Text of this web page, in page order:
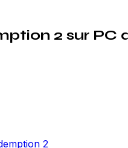
2 sur PC
2